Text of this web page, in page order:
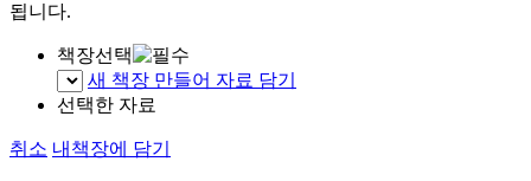
됩니다.
책장선택
새 책장 만들어 자료 담기
선택한 자료
취소 내책장에 담기